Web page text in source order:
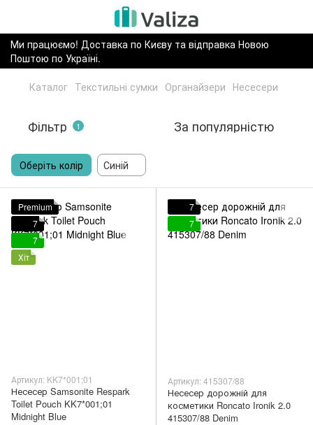
Ми працюємо! Доставка по Києву та відправка Новою
Поштою по Україні.
Каталог Текстильні сумки Органайзери Несесери
Фільтр 1 За популярністю
Оберіть колір Синій
Premium
7
7
Хіт
Артикул: KK7*001;01
Несесер Samsonite Respark
Toilet Pouch KK7*001;01
Midnight Blue
7
7
Артикул: 415307/88
Несесер дорожній для
косметики Roncato Ironik 2.0
415307/88 Denim